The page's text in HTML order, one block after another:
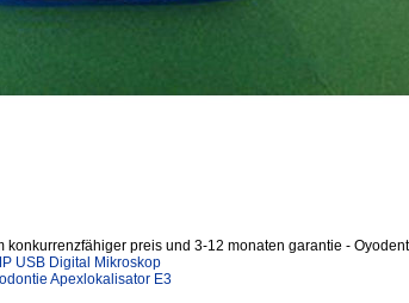
konkurrenzfähiger preis und 3-12 monaten garantie -
USB Digital Mikroskop
Apexlokalisator E3